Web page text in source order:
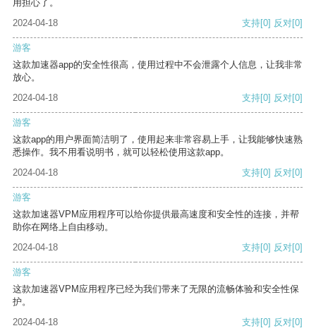
用担心了。
2024-04-18
支持[0] 反对[0]
游客
这款加速器app的安全性很高，使用过程中不会泄露个人信息，让我非常
放心。
2024-04-18
支持[0] 反对[0]
游客
这款app的用户界面简洁明了，使用起来非常容易上手，让我能够快速熟
悉操作。我不用看说明书，就可以轻松使用这款app。
2024-04-18
支持[0] 反对[0]
游客
这款加速器VPM应用程序可以给你提供最高速度和安全性的连接，并帮
助你在网络上自由移动。
2024-04-18
支持[0] 反对[0]
游客
这款加速器VPM应用程序已经为我们带来了无限的流畅体验和安全性保
护。
2024-04-18
支持[0] 反对[0]